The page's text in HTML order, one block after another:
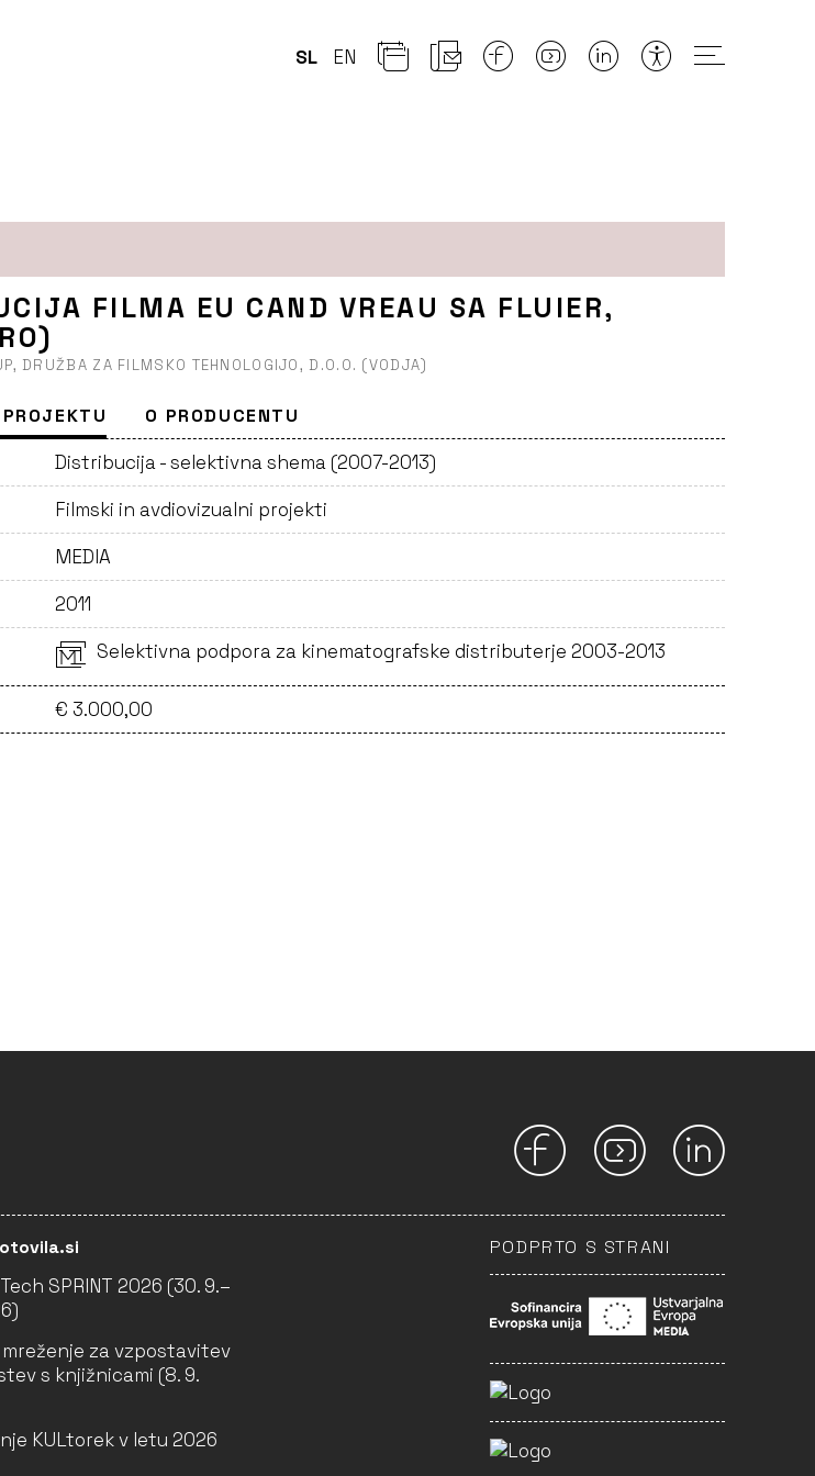
SL EN
FILMA EU CAND VREAU SA FLUIER,
DRUŽBA ZA FILMSKO TEHNOLOGIJO, D.O.O. (VODJA)
O PRODUCENTU
Distribucija - selektivna shema (2007-2013)
Filmski in avdiovizualni projekti
MEDIA
2011
Selektivna podpora za kinematografske distributerje 2003-2013
€ 3.000,00
SPRINT 2026 (30. 9.–
za vzpostavitev
s knjižnicami (8. 9.
KULtorek v letu 2026
PODPRTO S STRANI